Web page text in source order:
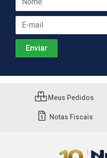
Meus Pedidos
Notas Fiscais